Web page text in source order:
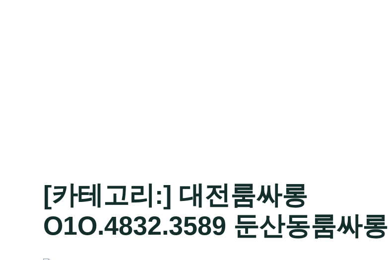
[카테고리:] 대전룸싸롱
O1O.4832.3589 둔산동룸싸롱